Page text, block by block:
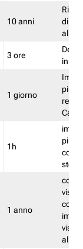
10 anni
di
3 ore
in
1 giorno
più
1h
più
1 anno